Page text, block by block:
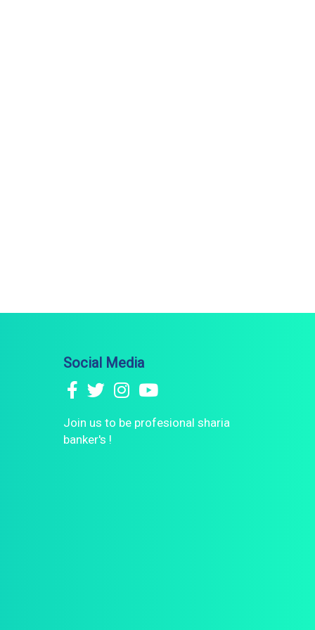
Social Media
Join us to be profesional sharia
banker's !